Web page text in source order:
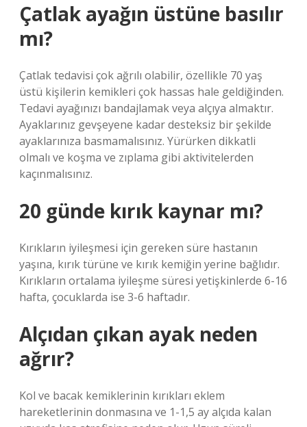
Çatlak ayağın üstüne basılır
mı?
Çatlak tedavisi çok ağrılı olabilir, özellikle 70 yaş
üstü kişilerin kemikleri çok hassas hale geldiğinden.
Tedavi ayağınızı bandajlamak veya alçıya almaktır.
Ayaklarınız gevşeyene kadar desteksiz bir şekilde
ayaklarınıza basmamalısınız. Yürürken dikkatli
olmalı ve koşma ve zıplama gibi aktivitelerden
kaçınmalısınız.
20 günde kırık kaynar mı?
Kırıkların iyileşmesi için gereken süre hastanın
yaşına, kırık türüne ve kırık kemiğin yerine bağlıdır.
Kırıkların ortalama iyileşme süresi yetişkinlerde 6-16
hafta, çocuklarda ise 3-6 haftadır.
Alçıdan çıkan ayak neden
ağrır?
Kol ve bacak kemiklerinin kırıkları eklem
hareketlerinin donmasına ve 1-1,5 ay alçıda kalan